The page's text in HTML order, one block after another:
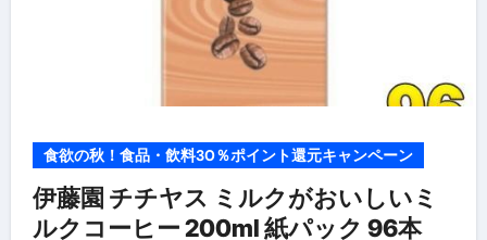
食欲の秋！食品・飲料30％ポイント還元キャンペーン
伊藤園 チチヤス ミルクがおいしいミ
ルクコーヒー 200ml 紙パック 96本